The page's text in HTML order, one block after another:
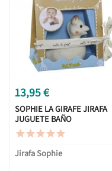
13,95 €
SOPHIE LA GIRAFE JIRAFA
JUGUETE BAÑO

Jirafa Sophie